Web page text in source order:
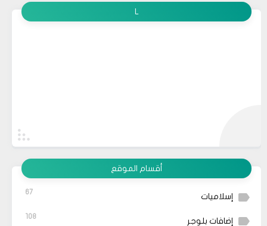
L
أقسام الموقع
إسلاميات 67
إضافات بلوجر 108